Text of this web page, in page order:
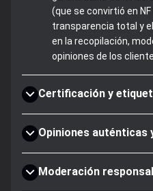
(que se convirtió en
transparencia total y
en la recopilación,
opiniones de los
Certificación y
Opiniones auténticas
Moderación